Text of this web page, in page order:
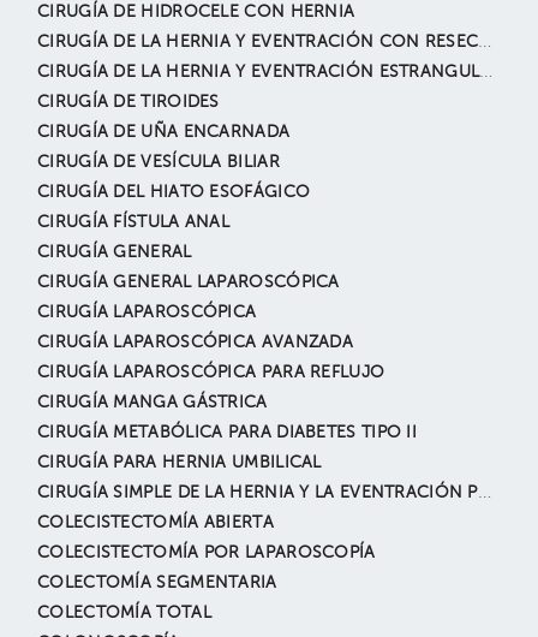
CIRUGÍA DE HIDROCELE CON HERNIA
CIRUGÍA DE LA HERNIA Y EVENTRACIÓN CON RESECCIÓN INTESTINAL
CIRUGÍA DE LA HERNIA Y EVENTRACIÓN ESTRANGULADA
CIRUGÍA DE TIROIDES
CIRUGÍA DE UÑA ENCARNADA
CIRUGÍA DE VESÍCULA BILIAR
CIRUGÍA DEL HIATO ESOFÁGICO
CIRUGÍA FÍSTULA ANAL
CIRUGÍA GENERAL
CIRUGÍA GENERAL LAPAROSCÓPICA
CIRUGÍA LAPAROSCÓPICA
CIRUGÍA LAPAROSCÓPICA AVANZADA
CIRUGÍA LAPAROSCÓPICA PARA REFLUJO
CIRUGÍA MANGA GÁSTRICA
CIRUGÍA METABÓLICA PARA DIABETES TIPO II
CIRUGÍA PARA HERNIA UMBILICAL
CIRUGÍA SIMPLE DE LA HERNIA Y LA EVENTRACIÓN POR LAPAROSCOPÍA
COLECISTECTOMÍA ABIERTA
COLECISTECTOMÍA POR LAPAROSCOPÍA
COLECTOMÍA SEGMENTARIA
COLECTOMÍA TOTAL